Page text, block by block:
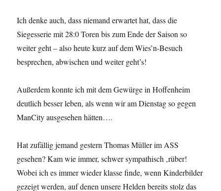
Ich denke auch, dass niemand erwartet hat, dass die
Siegesserie mit 28:0 Toren bis zum Ende der Saison so
weiter geht – also heute kurz auf dem Wies’n-Besuch
besprechen, abwischen und weiter geht’s!
Außerdem konnte ich mit dem Gewürge in Hoffenheim
deutlich besser leben, als wenn wir am Dienstag so gegen
ManCity ausgesehen hätten….
Hat zufällig jemand gestern Thomas Müller im ASS
gesehen? Kam wie immer, schwer sympathisch ‚rüber!
Wobei ich es immer wieder klasse finde, wenn Kinderbilder
gezeigt werden, auf denen unsere Helden bereits stolz das